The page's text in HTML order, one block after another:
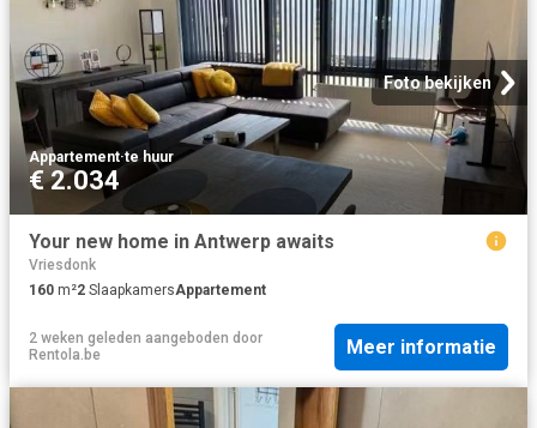
Foto bekijken
Appartement·te huur
€ 2.034
Your new home in Antwerp awaits
Vriesdonk
160 m²2 SlaapkamersAppartement
2 weken geleden aangeboden door
Rentola.be
Meer informatie